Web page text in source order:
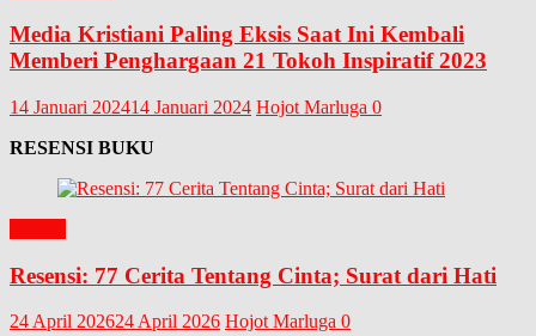
Media Kristiani Paling Eksis Saat Ini Kembali
Memberi Penghargaan 21 Tokoh Inspiratif 2023
14 Januari 202414 Januari 2024 Hojot Marluga 0
RESENSI BUKU
Resensi: 77 Cerita Tentang Cinta; Surat dari Hati
24 April 202624 April 2026 Hojot Marluga 0